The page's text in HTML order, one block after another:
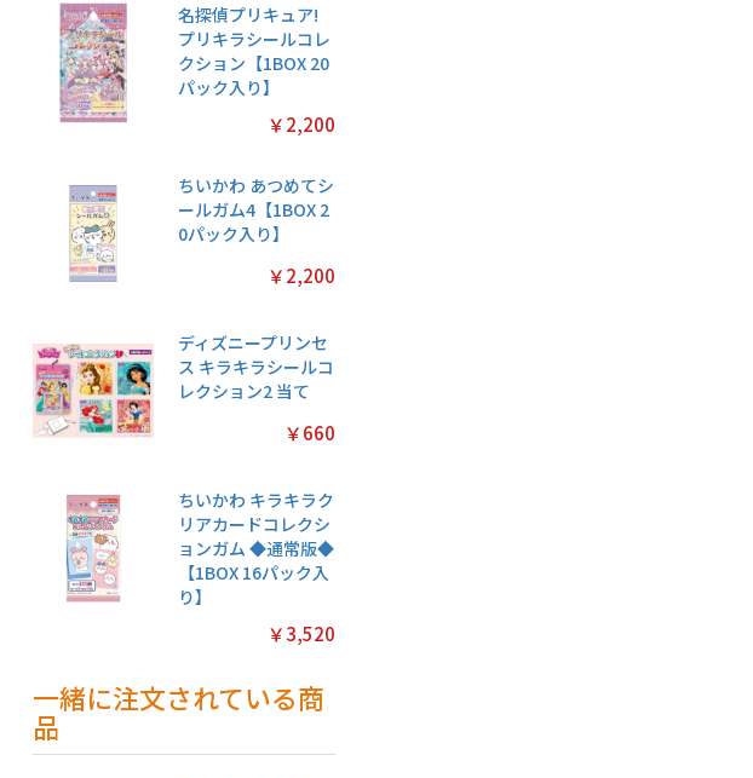
名探偵プリキュア!
プリキラシールコレ
クション【1BOX 20
パック入り】
￥2,200
ちいかわ あつめてシ
ールガム4【1BOX 2
0パック入り】
￥2,200
ディズニープリンセ
ス キラキラシールコ
レクション2 当て
￥660
ちいかわ キラキラク
リアカードコレクシ
ョンガム ◆通常版◆
【1BOX 16パック入
り】
￥3,520
一緒に注文されている商
品